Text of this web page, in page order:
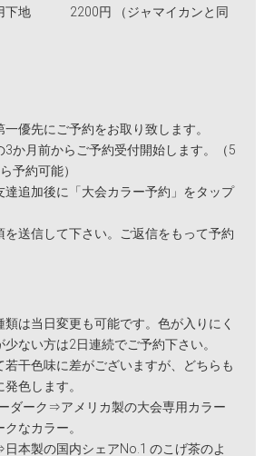
下地 2200円 （ジャマイカンと同
一優先にご予約をお取り致します。
3か月前からご予約受付開始します。（5
予約可能）
達追加後に「大会カラー予約」をタップ
を送信して下さい。ご返信をもって予約
類は当日変更も可能です。色が入りにく
ない方は2日連続でご予約下さい。
若干色味に差がございますが、どちらも
色します。
ダーク⇒アメリカ製の大会専用カラー
なカラー。
本製の国内シェアNo.1 のこげ茶のよ